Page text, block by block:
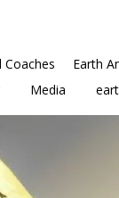
Coaches
Earth
Media